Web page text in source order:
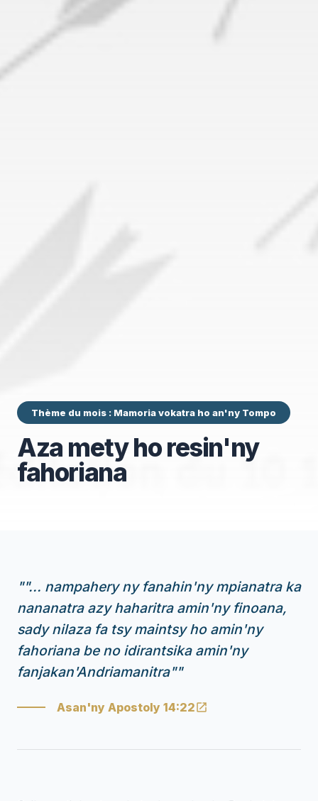
Thème du mois : Mamoria vokatra ho an'ny Tompo
Aza mety ho resin'ny
fahoriana
""... nampahery ny fanahin'ny mpianatra ka
nananatra azy haharitra amin'ny finoana,
sady nilaza fa tsy maintsy ho amin'ny
fahoriana be no idirantsika amin'ny
fanjakan'Andriamanitra""
Asan'ny Apostoly 14:22